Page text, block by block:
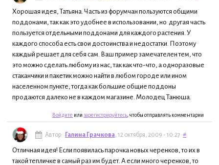
Хорошая идея, Татьяна. Часть из форумчан пользуются общими
поддонами, так как это удобнее в использовании, но другая часть
пользуется отдельными поддонами для каждого растения. У
каждого способа есть свои достоинства и недостатки. Поэтому
каждый решает для себя сам. Ваш пример замечателен тем, что
это можно сделать любому из нас, так как что-что, а одноразовые
стаканчики и пакетик можно найти в любом городе или ином
населенном пункте, тогда как большие общие поддоны
продаются далеко не в каждом магазине. Молодец Танюша.
Войдите или зарегистрируйтесь , чтобы отправлять комментарии
Автор: Галина Грачкова , 12 октября, 2009 - 10:27 #
Отличная идея! Если появилась парочка новых черенков, то их в
такой тепличке в самый раз им будет. А если много черенков, то